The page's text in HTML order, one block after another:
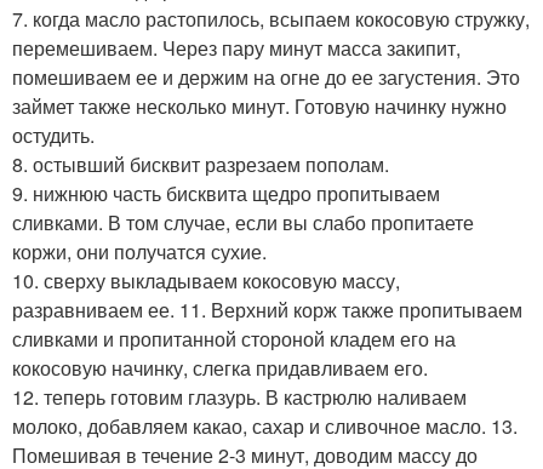
7. когда масло растопилось, всыпаем кокосовую стружку,
перемешиваем. Через пару минут масса закипит,
помешиваем ее и держим на огне до ее загустения. Это
займет также несколько минут. Готовую начинку нужно
остудить.
8. остывший бисквит разрезаем пополам.
9. нижнюю часть бисквита щедро пропитываем
сливками. В том случае, если вы слабо пропитаете
коржи, они получатся сухие.
10. сверху выкладываем кокосовую массу,
разравниваем ее. 11. Верхний корж также пропитываем
сливками и пропитанной стороной кладем его на
кокосовую начинку, слегка придавливаем его.
12. теперь готовим глазурь. В кастрюлю наливаем
молоко, добавляем какао, сахар и сливочное масло. 13.
Помешивая в течение 2-3 минут, доводим массу до